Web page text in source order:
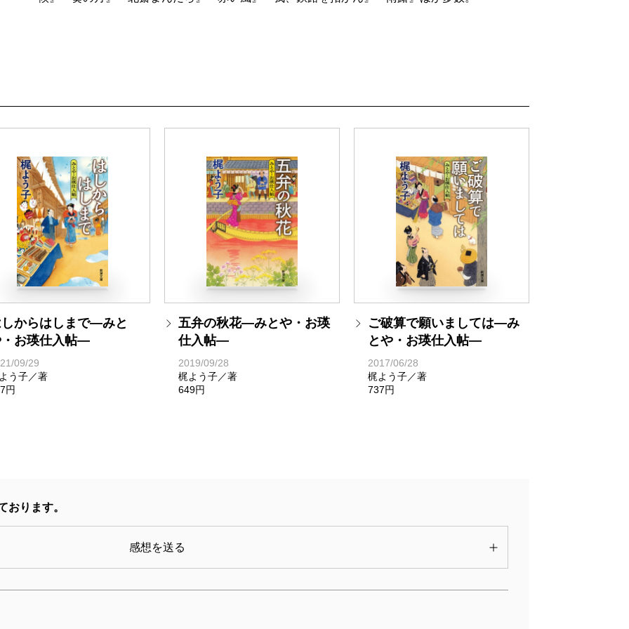
からはしまで―みと
お瑛仕入帖―
09/29
う子／著
円
五弁の秋花―みとや・お瑛
仕入帖―
2019/09/28
梶よう子／著
649円
ご破算で願いましては―み
とや・お瑛仕入帖―
2017/06/28
梶よう子／著
737円
おります。
感想を送る